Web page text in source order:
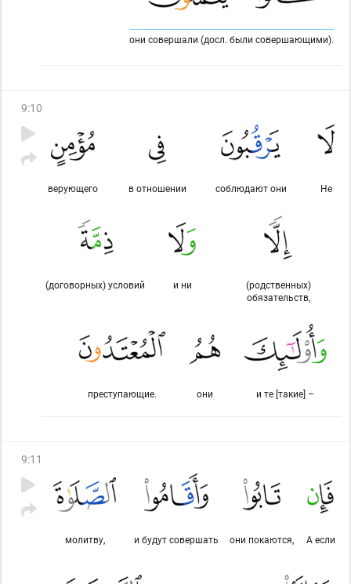
они совершали (досл. были совершающими).
9:10
Не
соблюдают они
в отношении
верующего
(родственных)
обязательств,
и ни
(договорных) условий
и те [такие] –
они
преступающие.
9:11
А если
они покаются,
и будут совершать
молитву,